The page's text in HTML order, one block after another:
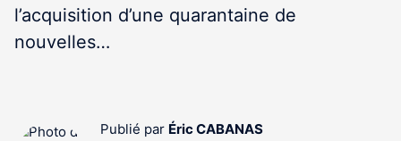
l’acquisition d’une quarantaine de
nouvelles…
Publié par Éric CABANAS